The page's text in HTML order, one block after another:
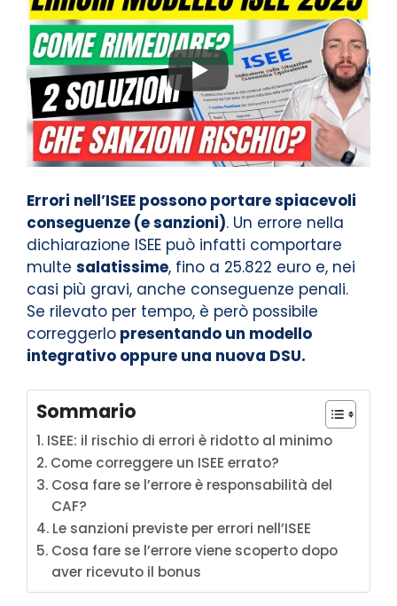
Errori nell’ISEE possono portare spiacevoli
conseguenze (e sanzioni). Un errore nella
dichiarazione ISEE può infatti comportare
multe salatissime, fino a 25.822 euro e, nei
casi più gravi, anche conseguenze penali.
Se rilevato per tempo, è però possibile
correggerlo presentando un modello
integrativo oppure una nuova DSU.
Sommario
ISEE: il rischio di errori è ridotto al minimo
Come correggere un ISEE errato?
Cosa fare se l’errore è responsabilità del
CAF?
Le sanzioni previste per errori nell’ISEE
Cosa fare se l’errore viene scoperto dopo
aver ricevuto il bonus